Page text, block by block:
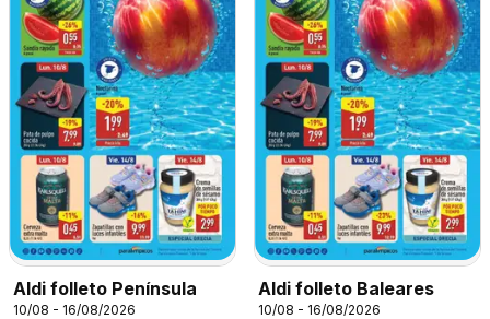
Aldi folleto Península
10/08 - 16/08/2026
Aldi folleto Baleares
10/08 - 16/08/2026